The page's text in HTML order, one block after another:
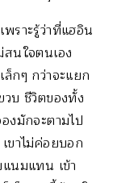
ราะรู้ว่าที่แฮอิน
นใจตนเอง
กๆ กว่าจะแยก
บ ชีวิตของทั้ง
งมักจะตามไป
ขาไม่ค่อยบอก
นมแทน เข้า